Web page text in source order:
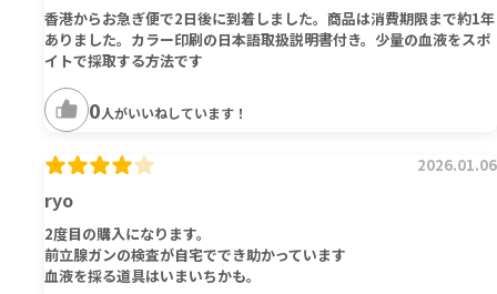
香港からお急ぎ便で2日後に到着しました。商品は消費期限まで約1年
ありました。カラー印刷の日本語取扱説明書付き。少量の血液をスポ
イトで採取する方法です
0人がいいねしています！
ryo
2026.01.06
2度目の購入になります。
前立腺ガンの検査が自宅ででき助かっています
血液を採る道具はいまいちかも。